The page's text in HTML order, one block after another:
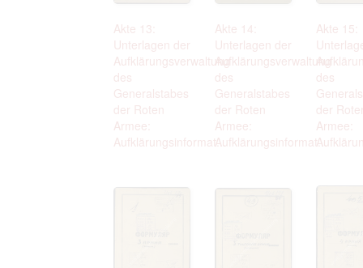
Akte 13:
Unterlagen der
Aufklärungsverwaltung
des
Generalstabes
der Roten
Armee:
Aufklärungsinformat...
Akte 14:
Unterlagen der
Aufklärungsverwaltung
des
Generalstabes
der Roten
Armee:
Aufklärungsinformat...
Akte 15:
des
der
Armee: